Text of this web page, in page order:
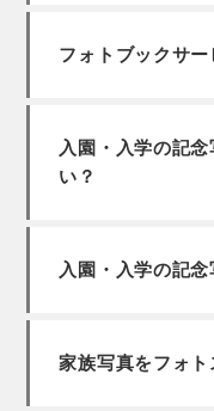
フォトブックサ
入園・入学の記
い？
入園・入学の記
家族写真をフォト